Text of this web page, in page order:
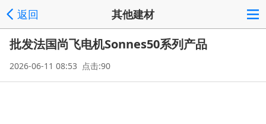
返回 其他建材
批发法国尚飞电机Sonnes50系列产品
2026-06-11 08:53 点击:90